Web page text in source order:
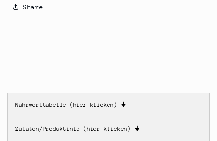
Share
Nährwerttabelle (hier klicken) 🠋
Zutaten/Produktinfo (hier klicken) 🠋